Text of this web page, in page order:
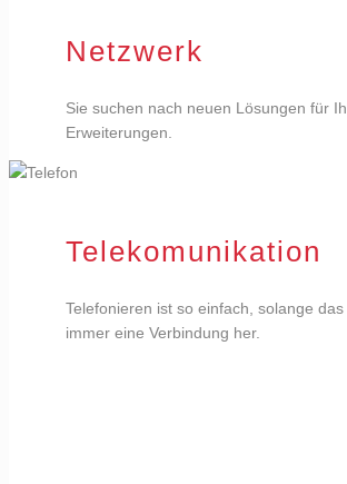
Netzwerk
Sie suchen nach neuen Lösungen für
Erweiterungen.
Telekomunikation
Telefonieren ist so einfach, solange
immer eine Verbindung her.